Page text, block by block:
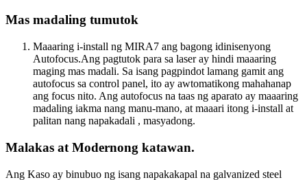
Mas madaling tumutok
Maaaring i-install ng MIRA7 ang bagong idinisenyong
Autofocus.Ang pagtutok para sa laser ay hindi maaaring
maging mas madali. Sa isang pagpindot lamang gamit ang
autofocus sa control panel, ito ay awtomatikong mahahanap
ang focus nito. Ang autofocus na taas ng aparato ay maaaring
madaling iakma nang manu-mano, at maaari itong i-install at
palitan nang napakadali , masyadong.
Malakas at Modernong katawan.
Ang Kaso ay binubuo ng isang napakakapal na galvanized steel